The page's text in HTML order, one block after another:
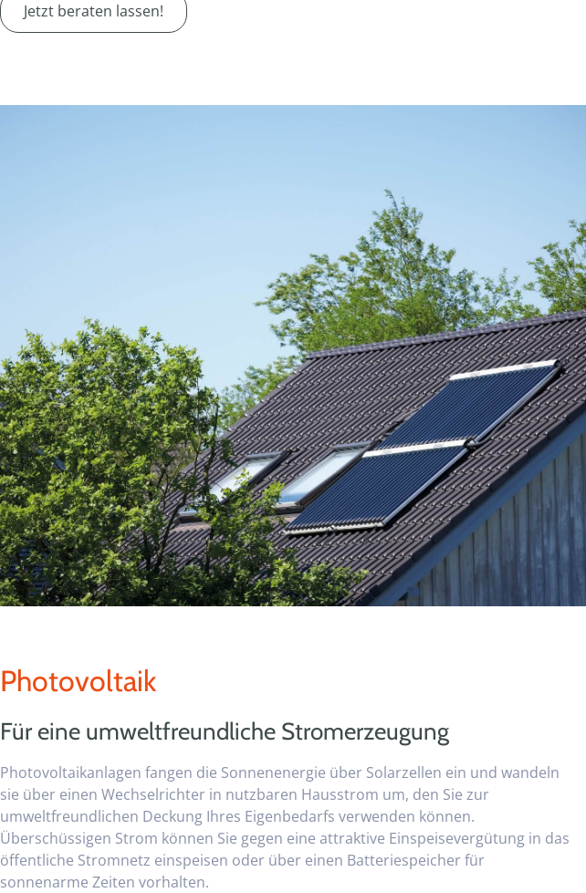
Jetzt beraten lassen!
Photovoltaik
Für eine umweltfreundliche Stromerzeugung
Photovoltaikanlagen fangen die Sonnenenergie über Solarzellen ein und wandeln
sie über einen Wechselrichter in nutzbaren Hausstrom um, den Sie zur
umweltfreundlichen Deckung Ihres Eigenbedarfs verwenden können.
Überschüssigen Strom können Sie gegen eine attraktive Einspeisevergütung in das
öffentliche Stromnetz einspeisen oder über einen Batteriespeicher für
sonnenarme Zeiten vorhalten.